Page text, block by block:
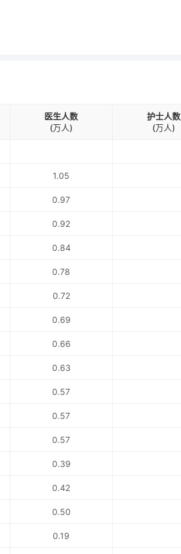
医生人数
(万人)
护士人数
(万人)
1.05
0.97
0.92
0.84
0.78
0.72
0.69
0.66
0.63
0.57
0.57
0.57
0.39
0.42
0.50
0.19